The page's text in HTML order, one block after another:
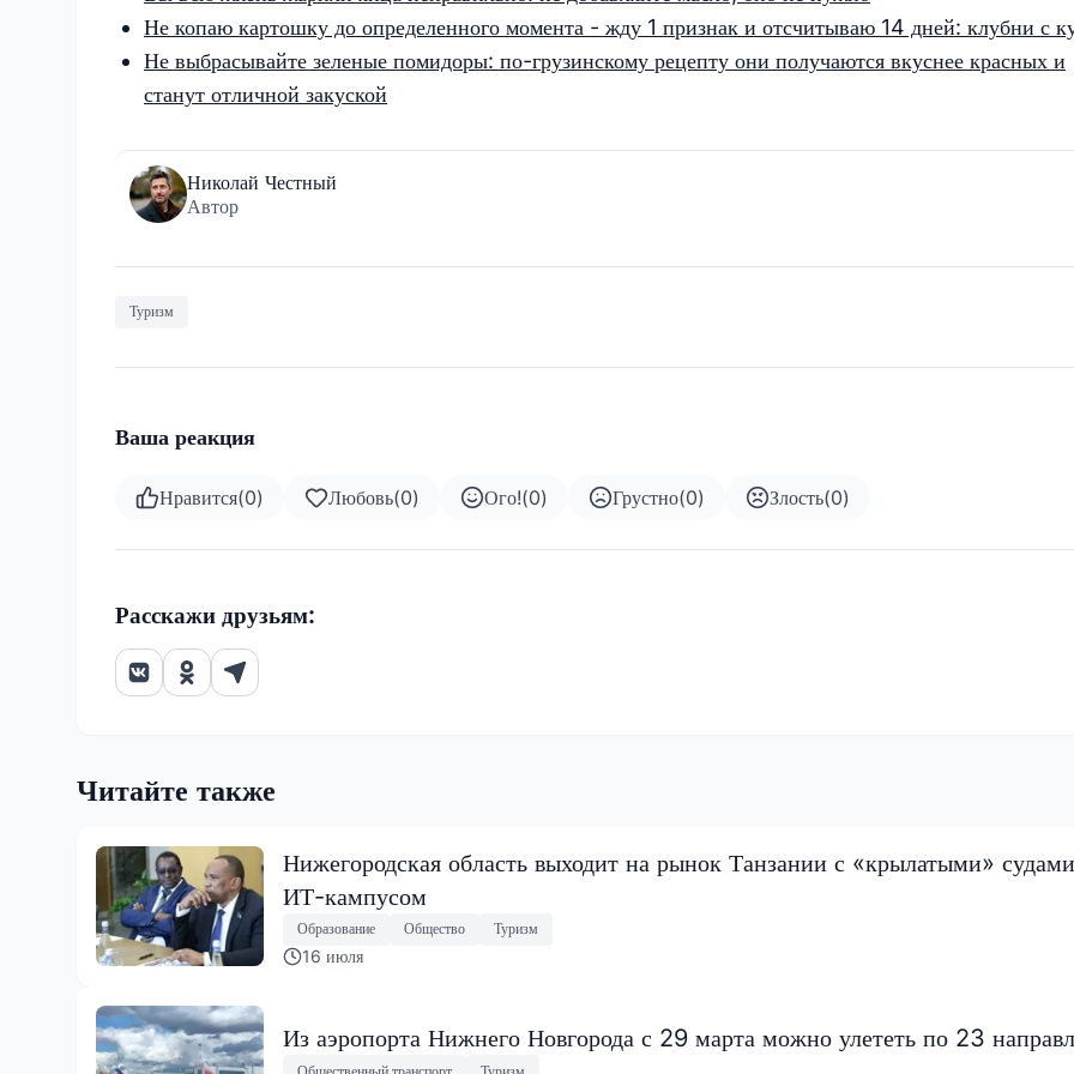
Не копаю картошку до определенного момента - жду 1 признак и отсчитываю 14 дней: клубни с
Не выбрасывайте зеленые помидоры: по-грузинскому рецепту они получаются вкуснее красных и
станут отличной закуской
Николай Честный
Автор
Туризм
Ваша реакция
Нравится(0) Любовь(0) Ого!(0) Грустно(0) Злость(0)
Расскажи друзьям:
Читайте также
Нижегородская область выходит на рынок Танзании с «крылатыми»
ИТ-кампусом
Образование Общество Туризм
16 июля
Из аэропорта Нижнего Новгорода с 29 марта можно улететь по 23